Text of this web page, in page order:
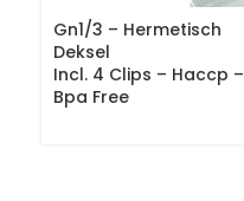
Gn1/3 – Hermetisch
Deksel
Incl. 4 Clips – Haccp –
Bpa Free